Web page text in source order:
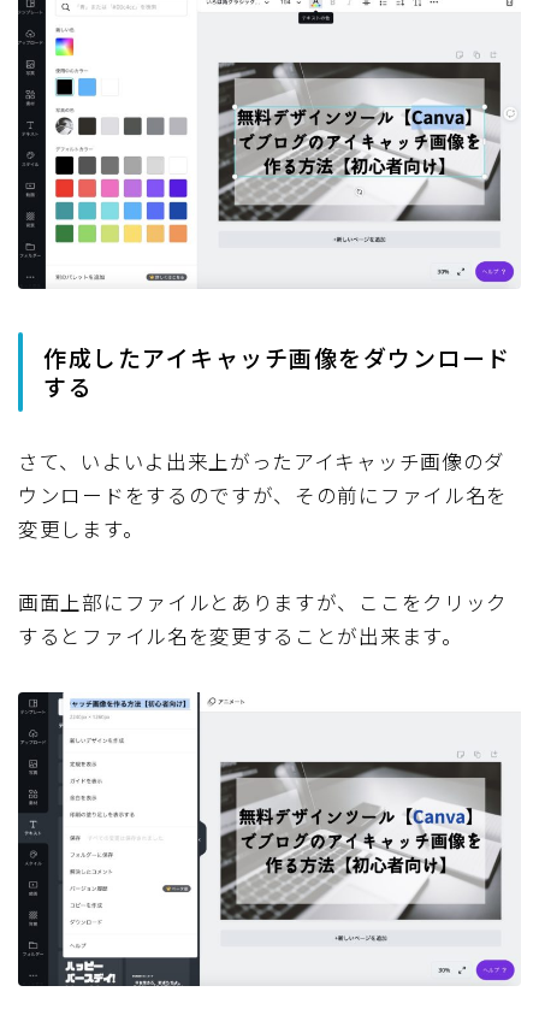
作成したアイキャッチ画像をダウンロード
する
さて、いよいよ出来上がったアイキャッチ画像のダ
ウンロードをするのですが、その前にファイル名を
変更します。
画面上部にファイルとありますが、ここをクリック
するとファイル名を変更することが出来ます。